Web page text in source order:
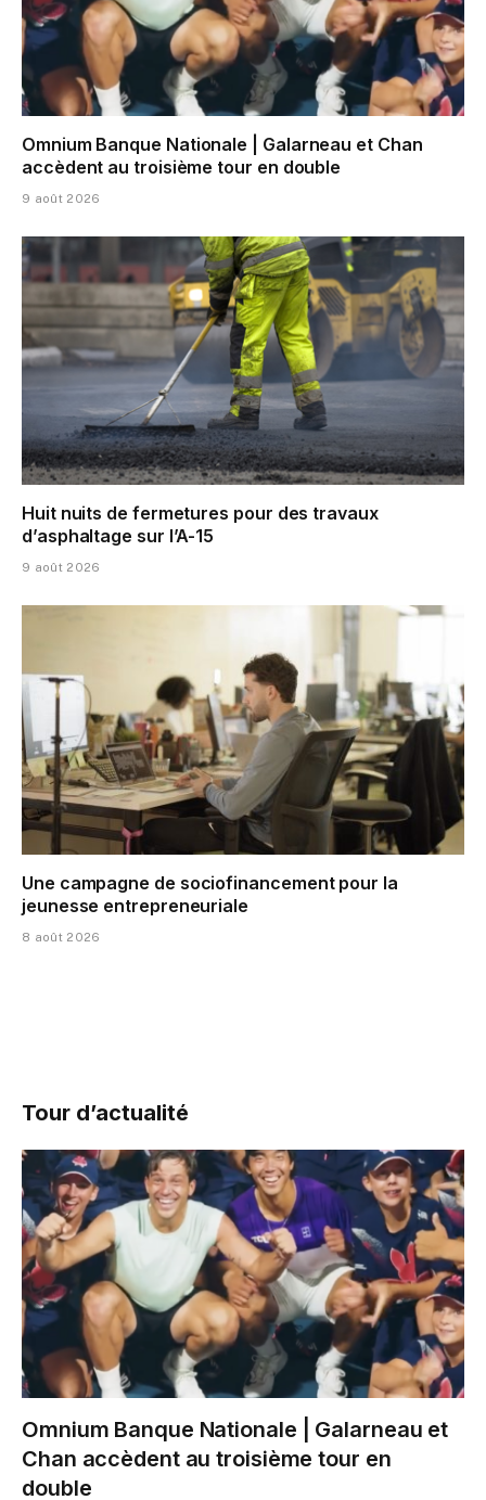
Omnium Banque Nationale | Galarneau et Chan
accèdent au troisième tour en double
9 août 2026
Huit nuits de fermetures pour des travaux
d’asphaltage sur l’A-15
9 août 2026
Une campagne de sociofinancement pour la
jeunesse entrepreneuriale
8 août 2026
Tour d’actualité
Omnium Banque Nationale | Galarneau et
Chan accèdent au troisième tour en
double